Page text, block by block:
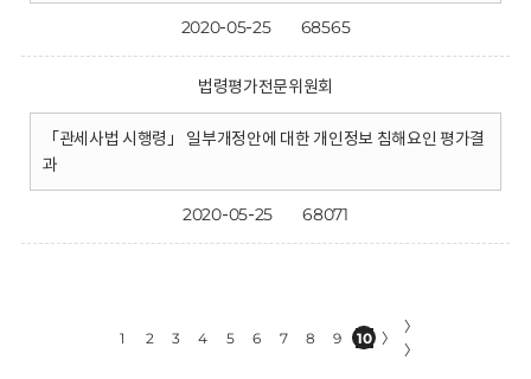
2020-05-25 68565
법령평가전문위원회
「관세사법 시행령」 일부개정안에 대한 개인정보 침해요인 평가결
과
2020-05-25 68071
1 2 3 4 5 6 7 8 9 10 〉
〉
〉